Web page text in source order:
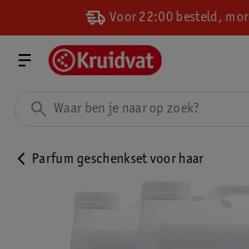
Voor 22:00 besteld,
Parfum geschenkset voor haar